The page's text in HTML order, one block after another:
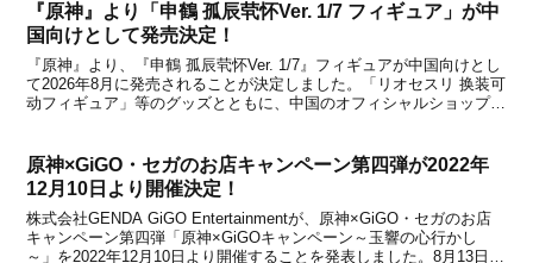
『原神』より「申鶴 孤辰茕怀Ver. 1/7 フィギュア」が中
国向けとして発売決定！
『原神』より、『申鶴 孤辰茕怀Ver. 1/7』フィギュアが中国向けとし
て2026年8月に発売されることが決定しました。「リオセスリ 换装可
动フィギュア」等のグッズとともに、中国のオフィシャルショップで
原神×GiGO・セガのお店キャンペーン第四弾が2022年
12月10日より開催決定！
株式会社GENDA GiGO Entertainmentが、原神×GiGO・セガのお店
キャンペーン第四弾「原神×GiGOキャンペーン～玉響の心行かし
～」を2022年12月10日より開催することを発表しました。8月13日に